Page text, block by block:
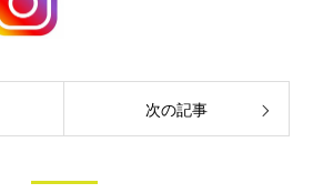
次の記事